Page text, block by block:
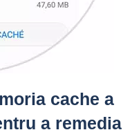
cache a
a remedia